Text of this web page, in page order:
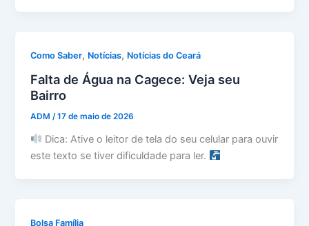
Como Saber, Notícias, Notícias do Ceará
Falta de Água na Cagece: Veja seu
Bairro
ADM/17 de maio de 2026
Dica: Ative o leitor de tela do seu celular para ouvir
este texto se tiver dificuldade para ler.
Bolsa Família